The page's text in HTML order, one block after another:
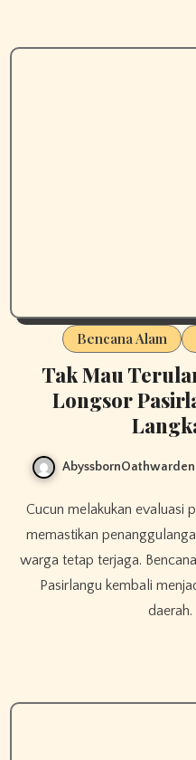
Bencana Alam
Tak Mau
Longsor
AbyssbornOathwarden
Cucun melakukan evaluasi pascalongsor di Pasirlangu untuk
memastikan
warga tetap terjaga.
Pasirlangu kembali